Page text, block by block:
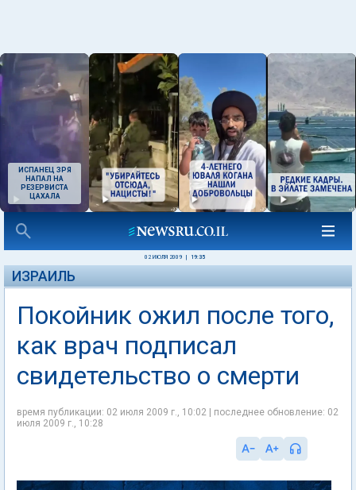
ИСПАНЕЦ ЗРЯ
НАПАЛ НА
РЕЗЕРВИСТА
ЦАХАЛА
02 ИЮЛЯ 2009 19:35
ИЗРАИЛЬ
Покойник ожил после того,
как врач подписал
свидетельство о смерти
время публикации: 02 июля 2009 г., 10:02 | последнее обновление: 02
июля 2009 г., 10:28